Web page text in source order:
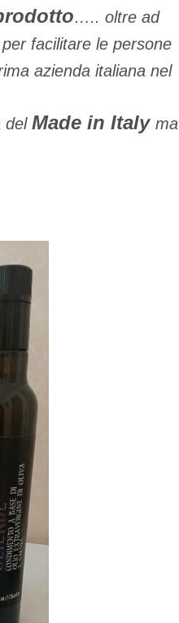
….. oltre ad
facilitare le persone
azienda italiana nel
del Made in Italy ma